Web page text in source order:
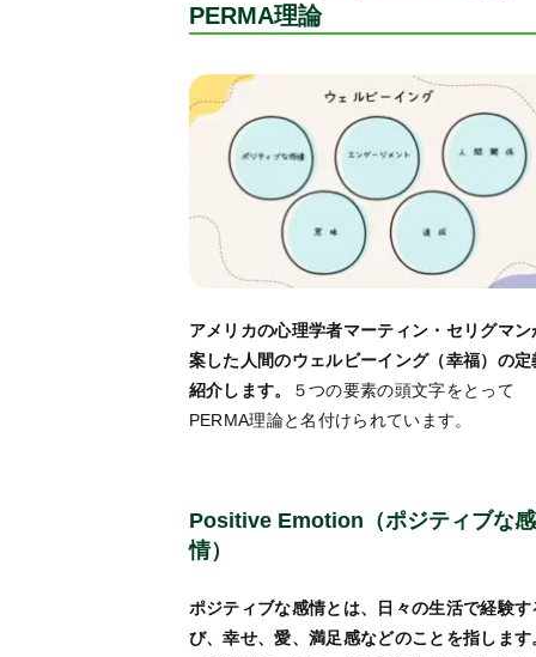
PERMA理論
アメリカの心理学者マーティン・セリグマン
案した人間のウェルビーイング（幸福）の定
紹介します。
５つの要素の頭文字をとって
PERMA理論と名付けられています。
Positive Emotion（ポジティブな感
情）
ポジティブな感情とは、日々の生活で経験す
び、幸せ、愛、満足感などのことを指します